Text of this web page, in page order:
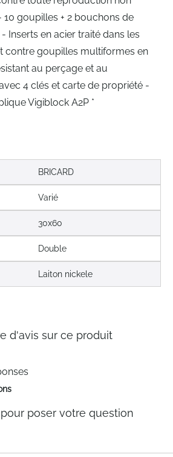
goupilles + 2 bouchons de
Inserts en acier traité dans les
contre goupilles multiformes en
au perçage et au
4 clés et carte de propriété -
Vigiblock A2P *
BRICARD
Varié
30x60
Double
Laiton nickele
d'avis sur ce produit
poser votre question